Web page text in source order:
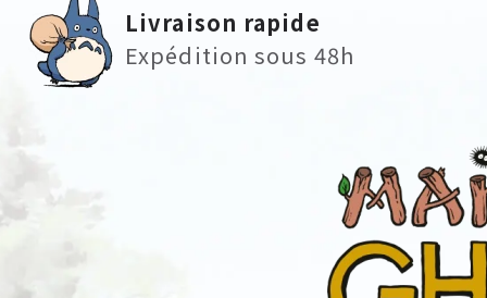
Livraison rapide
Expédition sous 48h